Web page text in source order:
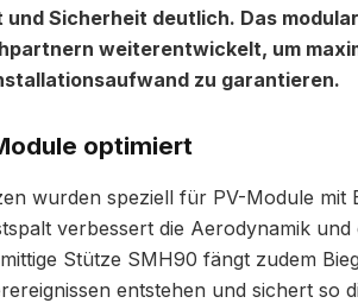
Sicherheit deutlich. Das
weiterentwickelt, um
zu garantieren.
optimiert
wurden speziell für PV-Module mit
verbessert die Aerodynamik
Stütze SMH90 fängt zudem
entstehen und sichert so